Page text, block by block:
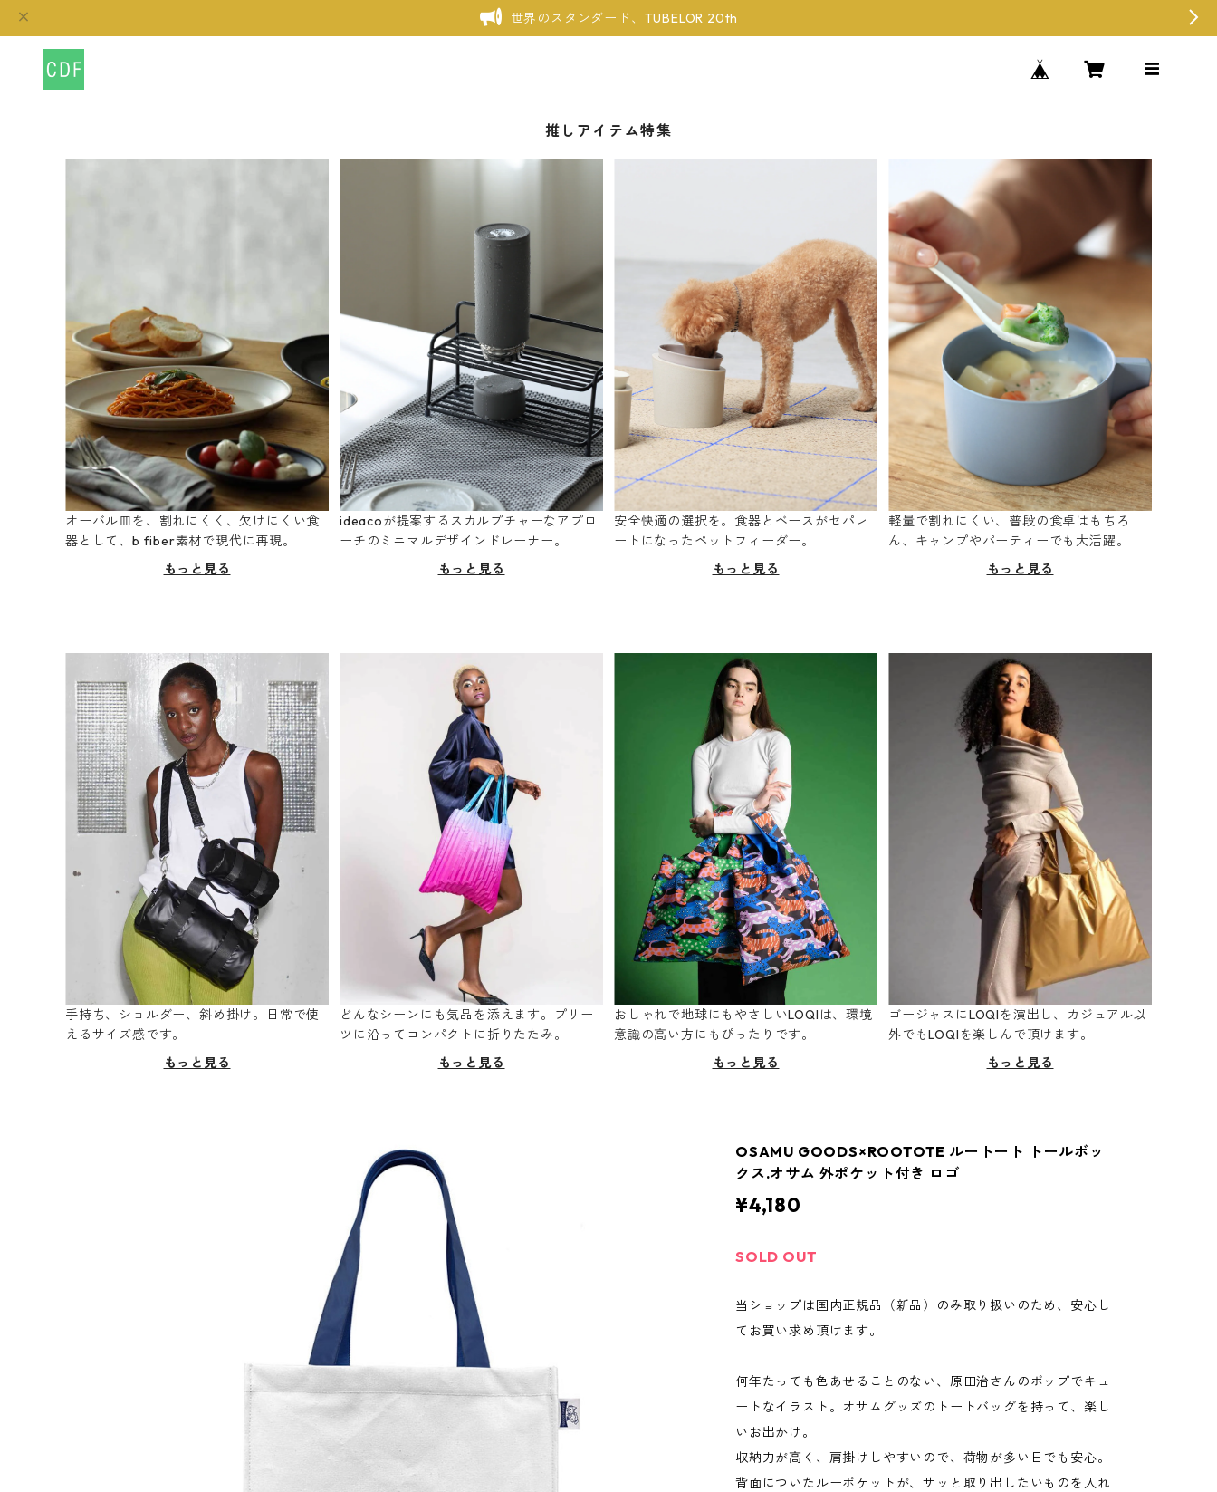
世界のスタンダード、TUBELOR 20th
推しアイテム特集
オーバル皿を、割れにくく、欠けにくい食
器として、b fiber素材で現代に再現。
もっと見る
ideacoが提案するスカルプチャーなアプロ
ーチのミニマルデザインドレーナー。
もっと見る
安全快適の選択を。食器とベースがセパレ
ートになったペットフィーダー。
もっと見る
軽量で割れにくい、普段の食卓はもちろ
ん、キャンプやパーティーでも大活躍。
もっと見る
手持ち、ショルダー、斜め掛け。日常で使
えるサイズ感です。
もっと見る
どんなシーンにも気品を添えます。プリー
ツに沿ってコンパクトに折りたたみ。
もっと見る
おしゃれで地球にもやさしいLOQIは、環境
意識の高い方にもぴったりです。
もっと見る
ゴージャスにLOQIを演出し、カジュアル以
外でもLOQIを楽しんで頂けます。
もっと見る
OSAMU GOODS×ROOTOTE ルートート トールボッ
クス.オサム 外ポケット付き ロゴ
¥4,180
SOLD OUT
当ショップは国内正規品（新品）のみ取り扱いのため、安心し
てお買い求め頂けます。
何年たっても色あせることのない、原田治さんのポップでキュ
ートなイラスト。オサムグッズのトートバッグを持って、楽し
いお出かけ。
収納力が高く、肩掛けしやすいので、荷物が多い日でも安心。
背面についたルーポケットが、サッと取り出したいものを入れ